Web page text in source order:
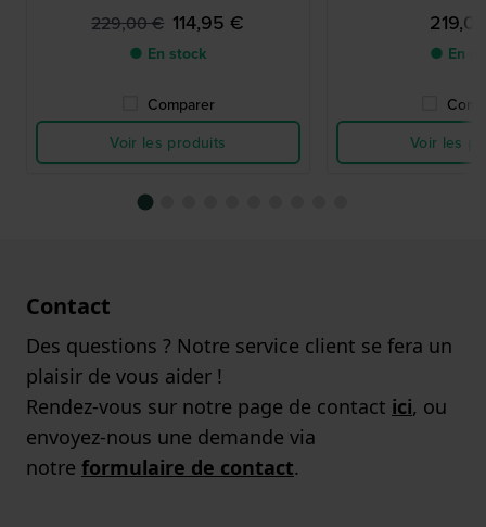
229,00 € 114,95 €
● En stock
Comparer
Voir les produits
● En
Voir les
Contact
Des questions ? Notre service client se fera un
plaisir de vous aider !
Rendez-vous sur notre page de contact ici, ou
envoyez-nous une demande via
notre formulaire de contact.